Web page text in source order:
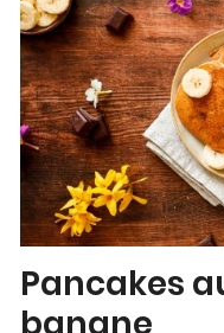
Pancakes
banane